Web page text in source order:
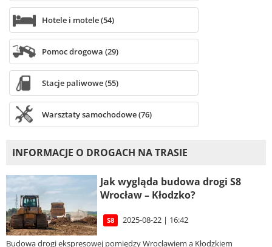
Hotele i motele (54)
Pomoc drogowa (29)
Stacje paliwowe (55)
Warsztaty samochodowe (76)
INFORMACJE O DROGACH NA TRASIE
Jak wygląda budowa drogi S8
Wrocław – Kłodzko?
S8 2025-08-22 | 16:42
Budowa drogi ekspresowej pomiędzy Wrocławiem a Kłodzkiem